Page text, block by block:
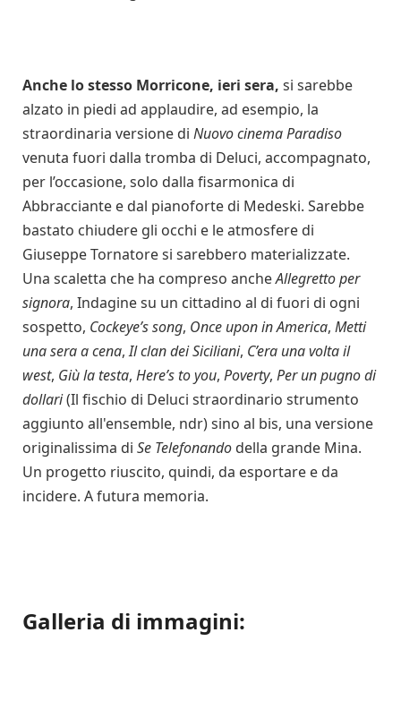
Anche lo stesso Morricone, ieri sera, si sarebbe
alzato in piedi ad applaudire, ad esempio, la
straordinaria versione di Nuovo cinema Paradiso
venuta fuori dalla tromba di Deluci, accompagnato,
per l’occasione, solo dalla fisarmonica di
Abbracciante e dal pianoforte di Medeski. Sarebbe
bastato chiudere gli occhi e le atmosfere di
Giuseppe Tornatore si sarebbero materializzate.
Una scaletta che ha compreso ancheAllegretto per
signora, Indagine su un cittadino al di fuori di ogni
sospetto, Cockeye’s song, Once upon in America, Metti
una sera a cena,Il clan dei Siciliani, C’era una volta il
west, Giù la testa, Here’s to you, Poverty, Per un pugno di
dollari(Il fischio di Deluci straordinario strumento
aggiunto all'ensemble, ndr) sino al bis, una versione
originalissima di Se Telefonando della grande Mina.
Un progetto riuscito, quindi, da esportare e da
incidere. A futura memoria.
Galleria di immagini: